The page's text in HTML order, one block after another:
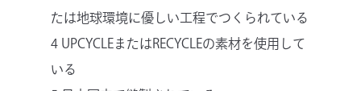
たは地球環境に優しい工程でつくられている
4 UPCYCLEまたはRECYCLEの素材を使用して
いる